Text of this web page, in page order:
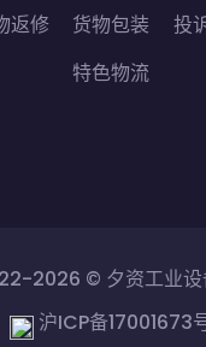
返修
货物包装
特色物流
投
2026 © 夕资工业
沪ICP备17001673